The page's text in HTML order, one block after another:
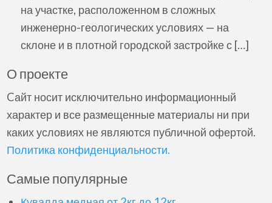
на участке, расположенном в сложных
инженерно-геологических условиях — на
склоне и в плотной городской застройке с […]
О проекте
Cайт носит исключительно информационный
характер и все размещенные материалы ни при
каких условиях не являются публичной офертой.
Политика конфиденциальности.
Самые популярные